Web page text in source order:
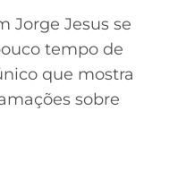
Jorge Jesus se
tempo de
que mostra
sobre